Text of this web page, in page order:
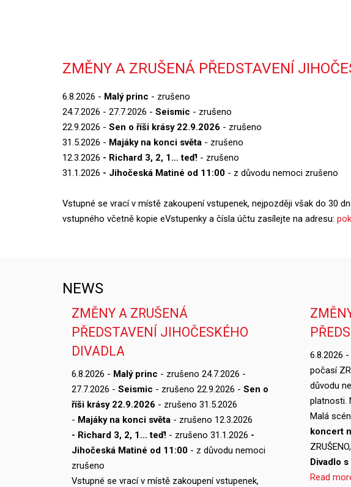
ZMĚNY A ZRUŠENÁ PŘEDSTAVENÍ
6.8.2026 - Malý princ - zrušeno
24.7.2026 - 27.7.2026 - Seismic - zrušeno
22.9.2026 - Sen o říši krásy 22.9.2026 - zrušeno
31.5.2026 - Majáky na konci světa - zrušeno
12.3.2026 - Richard 3, 2, 1… teď! - zrušeno
31.1.2026 - Jihočeská Matiné od 11:00 - z důvodu nemoci zrušeno
Vstupné se vrací v místě zakoupení vstupenek, nejpozději však do 30
vstupného včetně kopie eVstupenky a čísla účtu zasílejte na adresu:
NEWS
ZMĚNY A ZRUŠENÁ
PŘEDSTAVENÍ JIHOČESKÉHO
DIVADLA
6.8.2026 - Malý princ - zrušeno 24.7.2026 -
27.7.2026 - Seismic - zrušeno 22.9.2026 - Sen o
říši krásy 22.9.2026 - zrušeno 31.5.2026
- Majáky na konci světa - zrušeno 12.3.2026
- Richard 3, 2, 1… teď! - zrušeno 31.1.2026 -
Jihočeská Matiné od 11:00 - z důvodu nemoci
zrušeno
Vstupné se vrací v místě zakoupení vstupenek,
6.8.2026 -
počasí
důvodu
platnosti.
Malá
koncert
Divadlo
Read